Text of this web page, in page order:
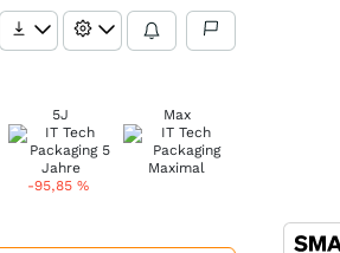
5J
-95,85%
Max